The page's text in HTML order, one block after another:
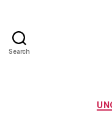
Search